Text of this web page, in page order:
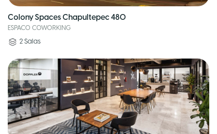
Colony Spaces Chapultepec 480
ESPACO COWORKING
2 Salas